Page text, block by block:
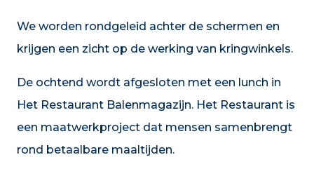
We worden rondgeleid achter de schermen en
krijgen een zicht op de werking van kringwinkels.
De ochtend wordt afgesloten met een lunch in
Het Restaurant Balenmagazijn. Het Restaurant is
een maatwerkproject dat mensen samenbrengt
rond betaalbare maaltijden.